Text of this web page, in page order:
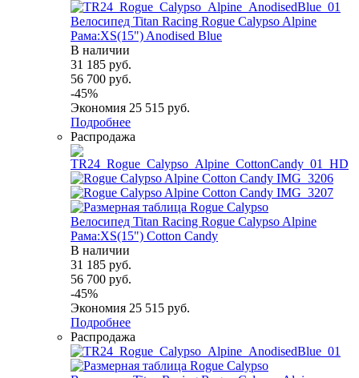
Велосипед Titan Racing Rogue Calypso Alpine
Рама:XS(15") Anodised Blue
В наличии
31 185 руб.
56 700 руб.
-45%
Экономия 25 515 руб.
Подробнее
Распродажа
Велосипед Titan Racing Rogue Calypso Alpine
Рама:XS(15") Cotton Candy
В наличии
31 185 руб.
56 700 руб.
-45%
Экономия 25 515 руб.
Подробнее
Распродажа